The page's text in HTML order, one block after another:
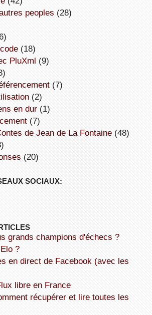
peoples (28)
(18)
PluXml (9)
(7)
(2)
en dur(1)
(7)
de Jean de La Fontaine(48)
(20)
SOCIAUX:
grands champions d'échecs ?
Elo ?
libre en France